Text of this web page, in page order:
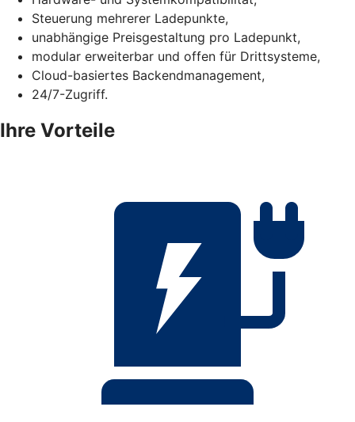
Steuerung mehrerer Ladepunkte,
unabhängige Preisgestaltung pro Ladepunkt,
modular erweiterbar und offen für Drittsysteme,
Cloud-basiertes Backendmanagement,
24/7-Zugriff.
Ihre Vorteile